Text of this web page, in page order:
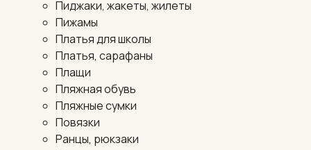
Пиджаки, жакеты, жилеты
Пижамы
Платья для школы
Платья, сарафаны
Плащи
Пляжная обувь
Пляжные сумки
Повязки
Ранцы, рюкзаки